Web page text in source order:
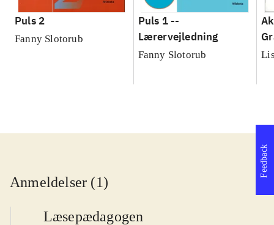
Puls 2
Fanny Slotorub
Puls 1 --
Lærervejledning
Fanny Slotorub
Anmeldelser (1)
Læsepædagogen
Feedback